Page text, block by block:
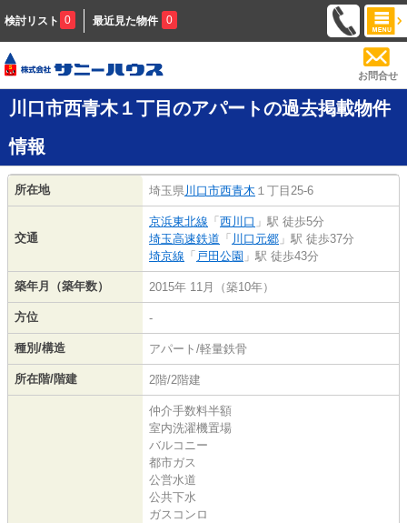
検討リスト 0 最近見た物件 0
お問合せ
川口市西青木１丁目のアパートの過去掲載物件
情報
所在地 埼玉県 川口市西青木 １丁目25-6
交通
京浜東北線 「 西川口 」駅 徒歩5分
埼玉高速鉄道 「 川口元郷 」駅 徒歩37分
埼京線 「 戸田公園 」駅 徒歩43分
築年月（築年数） 2015年 11月（築10年）
方位 -
種別/構造 アパート/軽量鉄骨
所在階/階建 2階/2階建
仲介手数料半額
室内洗濯機置場
バルコニー
都市ガス
公営水道
公共下水
ガスコンロ